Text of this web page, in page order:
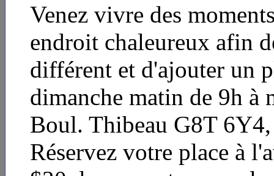
Venez vivre des
endroit chaleureux afin
différent et d'ajouter un
dimanche matin de 9h à
Boul. Thibeau G8T
Réservez votre place à